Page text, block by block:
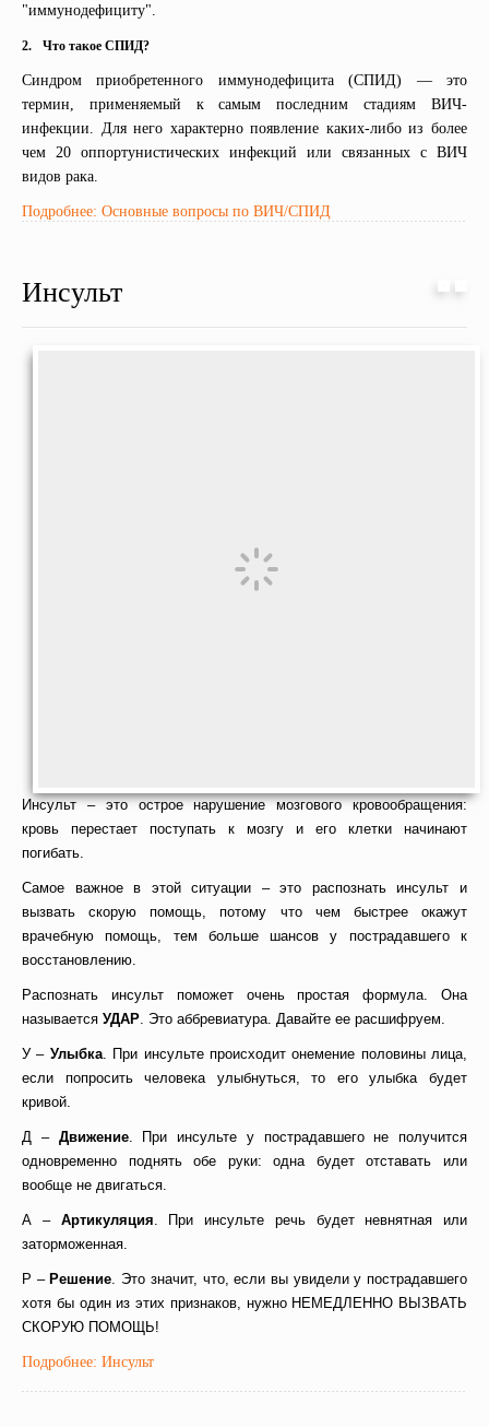
"иммунодефициту".
2. Что такое СПИД?
Синдром приобретенного иммунодефицита (СПИД) — это
термин, применяемый к самым последним стадиям ВИЧ-
инфекции. Для него характерно появление каких-либо из более
чем 20 оппортунистических инфекций или связанных с ВИЧ
видов рака.
Подробнее: Основные вопросы по ВИЧ/СПИД
Инсульт
Инсульт – это острое нарушение мозгового кровообращения:
кровь перестает поступать к мозгу и его клетки начинают
погибать.
Самое важное в этой ситуации – это распознать инсульт и
вызвать скорую помощь, потому что чем быстрее окажут
врачебную помощь, тем больше шансов у пострадавшего к
восстановлению.
Распознать инсульт поможет очень простая формула. Она
называется УДАР . Это аббревиатура. Давайте ее расшифруем.
У – Улыбка. При инсульте происходит онемение половины лица,
если попросить человека улыбнуться, то его улыбка будет
кривой.
Д – Движение. При инсульте у пострадавшего не получится
одновременно поднять обе руки: одна будет отставать или
вообще не двигаться.
А – Артикуляция . При инсульте речь будет невнятная или
заторможенная.
Р –Решение . Это значит, что, если вы увидели у пострадавшего
хотя бы один из этих признаков, нужно НЕМЕДЛЕННО ВЫЗВАТЬ
СКОРУЮ ПОМОЩЬ!
Подробнее: Инсульт